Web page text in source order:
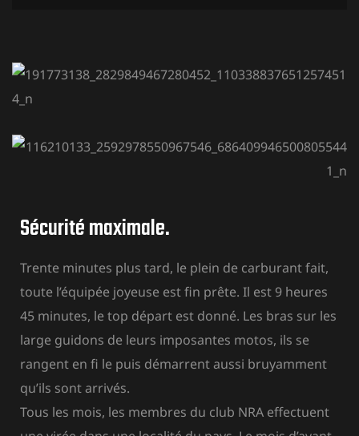
Sécurité maximale.
Trente minutes plus tard, le plein de carburant fait,
toute l’équipée joyeuse est fin prête. Il est 9 heures
45 minutes, le top départ est donné. Les bras sur les
large guidons de leurs imposantes motos, ils se
rangent en fi le puis démarrent aussi bruyamment
qu’ils sont arrivés.
Tous les mois, les membres du club NRA effectuent